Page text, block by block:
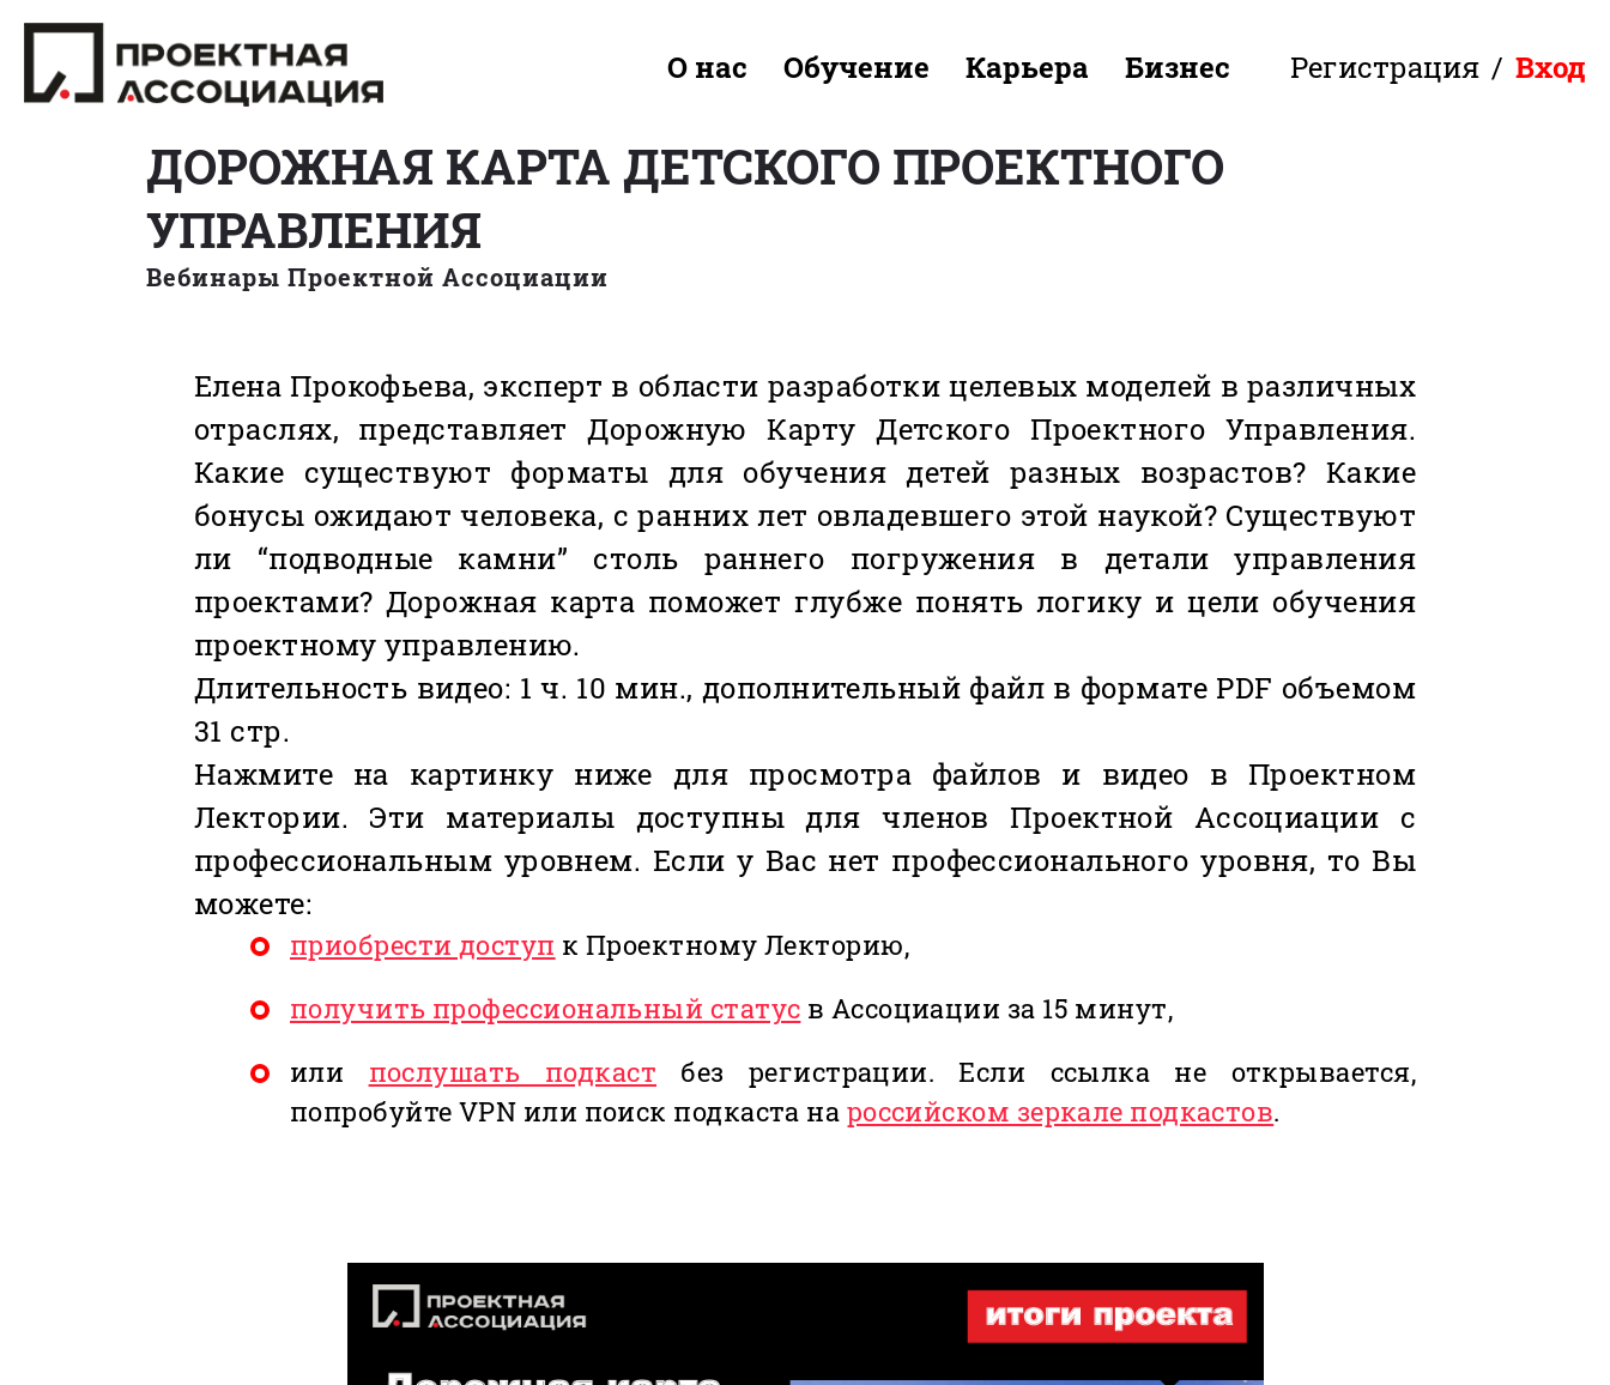
О нас Обучение Карьера Бизнес Регистрация / Вход
ДОРОЖНАЯ КАРТА ДЕТСКОГО ПРОЕКТНОГО
УПРАВЛЕНИЯ
Вебинары Проектной Ассоциации
Елена Прокофьева, эксперт в области разработки целевых моделей в различных
отраслях, представляет Дорожную Карту Детского Проектного Управления.
Какие существуют форматы для обучения детей разных возрастов? Какие
бонусы ожидают человека, с ранних лет овладевшего этой наукой? Существуют
ли “подводные камни” столь раннего погружения в детали управления
проектами? Дорожная карта поможет глубже понять логику и цели обучения
проектному управлению.
Длительность видео: 1 ч. 10 мин., дополнительный файл в формате PDF объемом
31 стр.
Нажмите на картинку ниже для просмотра файлов и видео в Проектном
Лектории. Эти материалы доступны для членов Проектной Ассоциации с
профессиональным уровнем. Если у Вас нет профессионального уровня, то Вы
можете:
приобрести доступ к Проектному Лекторию,
получить профессиональный статус в Ассоциации за 15 минут,
или послушать подкаст без регистрации. Если ссылка не открывается,
попробуйте VPN или поиск подкаста на российском зеркале подкастов.